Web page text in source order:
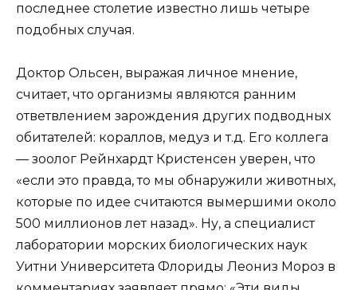
последнее столетие известно лишь четыре
подобных случая.
Доктор Ольсен, выражая личное мнение,
считает, что организмы являются ранним
ответвлением зарождения других подводных
обитателей: кораллов, медуз и т.д. Его коллега
— зоолог Рейнхардт Кристенсен уверен, что
«если это правда, то мы обнаружили животных,
которые по идее считаются вымершими около
500 миллионов лет назад». Ну, а специалист
лаборатории морских биологических наук
Уитни Университета Флориды Леониз Мороз в